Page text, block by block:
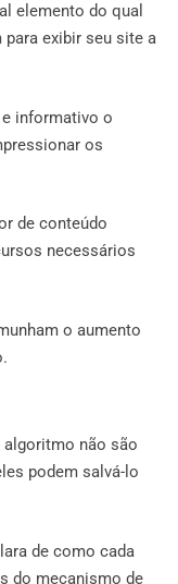
elemento do qual
exibir seu site a
informativo o
os
de conteúdo
necessários
o aumento
algoritmo não são
podem salvá-lo
de como cada
do mecanismo de